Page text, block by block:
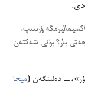
ۇ‌رىنىپ،‏
بار؟‏ بۇ‌نى شە‌كتە‌ن
دە‌لىنگە‌ن (‏ميحا